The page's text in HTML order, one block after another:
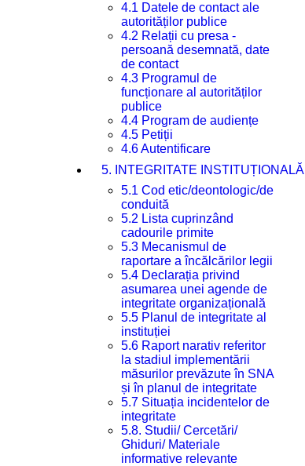
4.1 Datele de contact ale
autorităților publice
4.2 Relații cu presa -
persoană desemnată, date
de contact
4.3 Programul de
funcționare al autorităților
publice
4.4 Program de audiențe
4.5 Petiții
4.6 Autentificare
5. INTEGRITATE INSTITUȚIONALĂ
5.1 Cod etic/deontologic/de
conduită
5.2 Lista cuprinzând
cadourile primite
5.3 Mecanismul de
raportare a încălcărilor legii
5.4 Declarația privind
asumarea unei agende de
integritate organizațională
5.5 Planul de integritate al
instituției
5.6 Raport narativ referitor
la stadiul implementării
măsurilor prevăzute în SNA
și în planul de integritate
5.7 Situația incidentelor de
integritate
5.8. Studii/ Cercetări/
Ghiduri/ Materiale
informative relevante